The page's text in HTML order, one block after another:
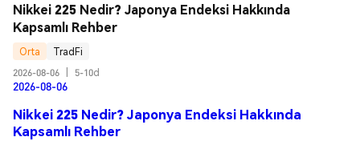
Nikkei 225 Nedir? Japonya Endeksi Hakkında
Kapsamlı Rehber
Orta
TradFi
2026-08-06
5-10d
2026-08-06
Nikkei 225 Nedir? Japonya Endeksi Hakkında
Kapsamlı Rehber